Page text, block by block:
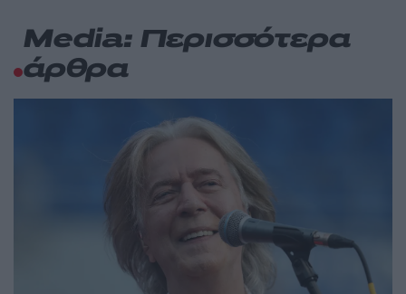
Media: Περισσότερα
άρθρα